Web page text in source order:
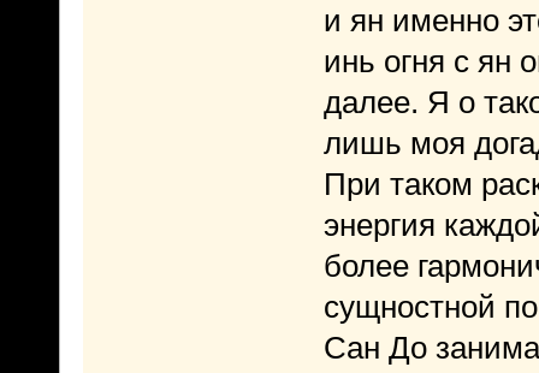
и ян именно
инь огня с ян
далее. Я о
лишь моя
При таком
энергия
более
сущностной
Сан До